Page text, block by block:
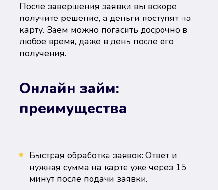
После завершения заявки вы вскоре
получите решение, а деньги поступят на
карту. Заем можно погасить досрочно в
любое время, даже в день после его
получения.
Онлайн займ:
преимущества
Быстрая обработка заявок: Ответ и
нужная сумма на карте уже через 15
минут после подачи заявки.